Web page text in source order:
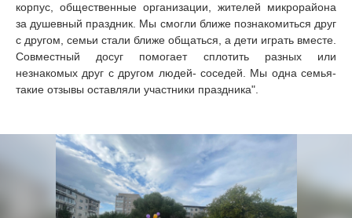
корпус, общественные организации, жителей микрорайона
за душевный праздник. Мы смогли ближе познакомиться друг
с другом, семьи стали ближе общаться, а дети играть вместе.
Совместный досуг помогает сплотить разных или
незнакомых друг с другом людей- соседей. Мы одна семья-
такие отзывы оставляли участники праздника".